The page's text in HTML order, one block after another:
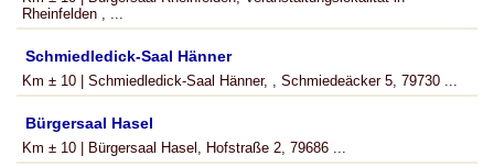
Rheinfelden , ...
Schmiedledick-Saal Hänner
Km ± 10 | Schmiedledick-Saal Hänner, , Schmiedeäcker 5, 79730 ...
Bürgersaal Hasel
Km ± 10 | Bürgersaal Hasel, Hofstraße 2, 79686 ...